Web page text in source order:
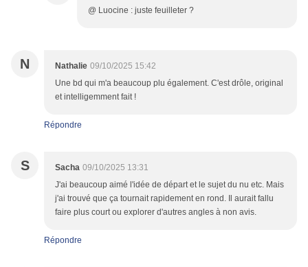
@ Luocine : juste feuilleter ?
N Nathalie 09/10/2025 15:42
Une bd qui m'a beaucoup plu également. C'est drôle, original
et intelligemment fait !
Répondre
S Sacha 09/10/2025 13:31
J'ai beaucoup aimé l'idée de départ et le sujet du nu etc. Mais
j'ai trouvé que ça tournait rapidement en rond. Il aurait fallu
faire plus court ou explorer d'autres angles à non avis.
Répondre